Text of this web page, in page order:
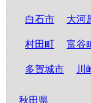
白石市 大河
村田町 富谷
多賀城市 川
秋田県